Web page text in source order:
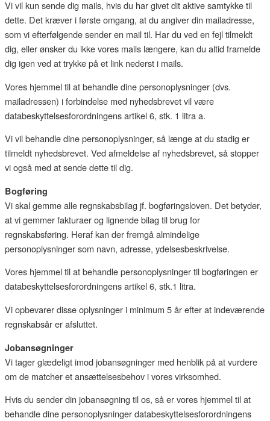
Vi vil kun sende dig mails, hvis du har givet dit aktive samtykke til
dette. Det kræver i første omgang, at du angiver din mailadresse,
som vi efterfølgende sender en mail til. Har du ved en fejl tilmeldt
dig, eller ønsker du ikke vores mails længere, kan du altid framelde
dig igen ved at trykke på et link nederst i mails.
Vores hjemmel til at behandle dine personoplysninger (dvs.
mailadressen) i forbindelse med nyhedsbrevet vil være
databeskyttelsesforordningens artikel 6, stk. 1 litra a.
Vi vil behandle dine personoplysninger, så længe at du stadig er
tilmeldt nyhedsbrevet. Ved afmeldelse af nyhedsbrevet, så stopper
vi også med at sende dette til dig.
Bogføring
Vi skal gemme alle regnskabsbilag jf. bogføringsloven. Det betyder,
at vi gemmer fakturaer og lignende bilag til brug for
regnskabsføring. Heraf kan der fremgå almindelige
personoplysninger som navn, adresse, ydelsesbeskrivelse.
Vores hjemmel til at behandle personoplysninger til bogføringen er
databeskyttelsesforordningens artikel 6, stk.1 litra.
Vi opbevarer disse oplysninger i minimum 5 år efter at indeværende
regnskabsår er afsluttet.
Jobansøgninger
Vi tager glædeligt imod jobansøgninger med henblik på at vurdere
om de matcher et ansættelsesbehov i vores virksomhed.
Hvis du sender din jobansøgning til os, så er vores hjemmel til at
behandle dine personoplysninger databeskyttelsesforordningens